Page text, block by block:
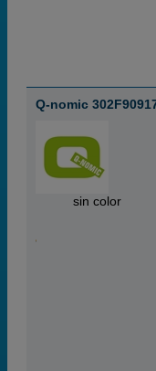
Q-nomic
sin color